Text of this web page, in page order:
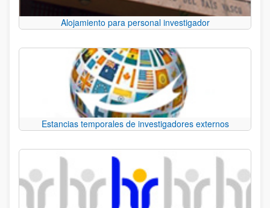
Alojamiento para personal investigador
Estancias temporales de investigadores externos